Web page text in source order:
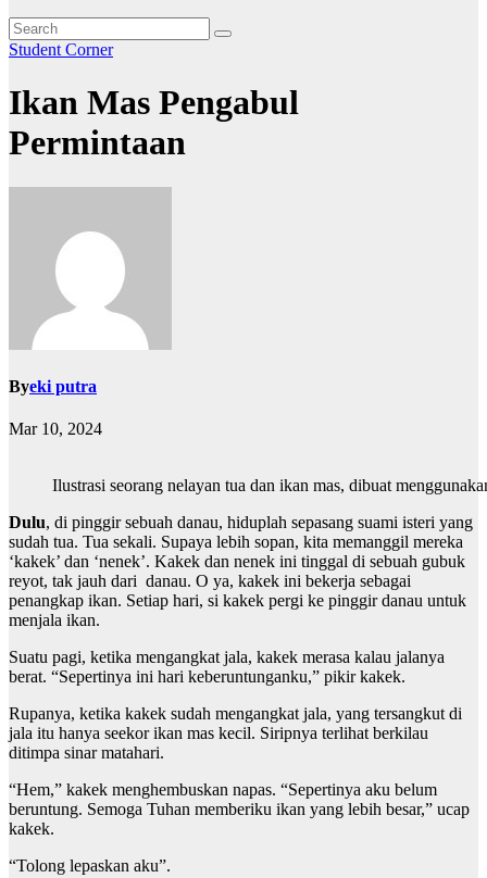
Student Corner
Ikan Mas Pengabul
Permintaan
Byeki putra
Mar 10, 2024
Ilustrasi seorang nelayan tua dan ikan mas, dibuat
Dulu, di pinggir sebuah danau, hiduplah sepasang suami isteri yang
sudah tua. Tua sekali. Supaya lebih sopan, kita memanggil mereka
‘kakek’ dan ‘nenek’. Kakek dan nenek ini tinggal di sebuah gubuk
reyot, tak jauh dari danau. O ya, kakek ini bekerja sebagai
penangkap ikan. Setiap hari, si kakek pergi ke pinggir danau untuk
menjala ikan.
Suatu pagi, ketika mengangkat jala, kakek merasa kalau jalanya
berat. “Sepertinya ini hari keberuntunganku,” pikir kakek.
Rupanya, ketika kakek sudah mengangkat jala, yang tersangkut di
jala itu hanya seekor ikan mas kecil. Siripnya terlihat berkilau
ditimpa sinar matahari.
“Hem,” kakek menghembuskan napas. “Sepertinya aku belum
beruntung. Semoga Tuhan memberiku ikan yang lebih besar,” ucap
kakek.
“Tolong lepaskan aku”.